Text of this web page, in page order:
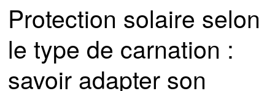
Protection solaire selon
le type de carnation :
savoir adapter son